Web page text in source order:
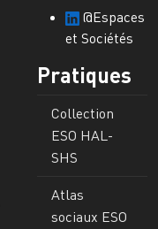
@Espaces
et Sociétés
Pratiques
Collection
ESO HAL-
SHS
Atlas
sociaux ESO